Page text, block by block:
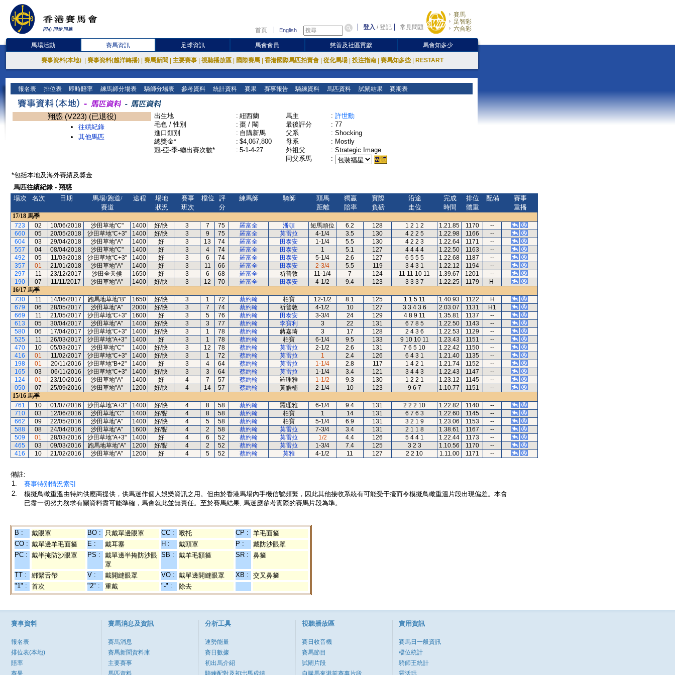
首頁 English 登入 /登記 常見問題
賽馬
足智彩
六合彩
馬場活動 賽馬資訊 足球資訊 馬會會員 慈善及社區貢獻 馬會知多少
賽事資料(本地) 賽事資料(越洋轉播) 賽馬新聞 主要賽事 視聽播放區 國際賽馬 香港國際馬匹拍賣會 從化馬場 投注指南 賽馬知多些 RESTART
報名表 排位表 即時賠率 練馬師分場表 騎師分場表 參考資料 統計資料 賽果 賽事報告 騎練資料 馬匹資料 試閘結果 賽期表
翔惑 (V223) (已退役)
往績紀錄
其他馬匹
出生地 : 紐西蘭
毛色 / 性別
: 棗 / 閹
進口類別
: 自購新馬
總獎金*
: $4,067,800
冠-亞-季-總出賽次數*
: 5-1-4-27
馬主 : 許世勳
最後評分
: 77
父系
: Shocking
母系
: Mostly
外祖父
: Strategic Image
同父系馬
:
*包括本地及海外賽績及獎金
馬匹往績紀錄 - 翔惑
場次
名次 日期
馬場/跑道/
賽道
途程
場地
狀況
賽事
班次
檔位
評
分
練馬師 騎師
頭馬
距離
獨贏
賠率
實際
負磅
沿途
走位
完成
時間
排位
體重
配備
賽事
重播
17/18 馬季
723
02 10/06/2018 沙田草地"C" 1400 好/快 3 7 75 羅富全 潘頓 短馬頭位 6.2 128 1 2 1 2 1.21.85 1170
--
660
05 20/05/2018 沙田草地"C+3" 1400 好/快 3 9 75 羅富全 莫雷拉 4-1/4 3.5 130 4 2 2 5 1.22.98 1166
--
604
03 29/04/2018 沙田草地"A" 1400 好 3 13 74 羅富全 田泰安 1-1/4 5.5 130 4 2 2 3 1.22.64 1171
--
557
04 08/04/2018 沙田草地"C" 1400 好 3 4 74 羅富全 田泰安 1 5.1 127 4 4 4 4 1.22.50 1163
--
492
05 11/03/2018 沙田草地"C+3" 1400 好 3 6 74 羅富全 田泰安 5-1/4 2.6 127 6 5 5 5 1.22.68 1187
--
357
01 21/01/2018 沙田草地"A" 1400 好 3 11 66 羅富全 田泰安 2-3/4 5.5 119 3 4 3 1 1.22.12 1194
--
297
11 23/12/2017 沙田全天候 1650 好 3 6 68 羅富全 祈普敦 11-1/4 7 124 11 11 10 11 1.39.67 1201
--
190
07 11/11/2017 沙田草地"A" 1400 好/快 3 12 70 羅富全 田泰安 4-1/2 9.4 123 3 3 3 7 1.22.25 1179
H-
16/17 馬季
730
11 14/06/2017 跑馬地草地"B" 1650 好/快 3 1 72 蔡約翰 柏寶 12-1/2 8.1 125 1 1 5 11 1.40.93 1122
H
679
06 28/05/2017 沙田草地"A" 2000 好/快 3 7 74 蔡約翰 祈普敦 4-1/2 10 127 3 3 4 3 6 2.03.07 1131
H1
669
11 21/05/2017 沙田草地"C+3" 1600 好 3 5 76 蔡約翰 田泰安 3-3/4 24 129 4 8 9 11 1.35.81 1137
--
613
05 30/04/2017 沙田草地"A" 1400 好/快 3 3 77 蔡約翰 李寶利 3 22 131 6 7 8 5 1.22.50 1143
--
580
06 17/04/2017 沙田草地"C+3" 1400 好/快 3 1 78 蔡約翰 蔣嘉琦 3 17 128 2 4 3 6 1.22.53 1129
--
525
11 26/03/2017 沙田草地"A+3" 1400 好 3 1 78 蔡約翰 柏寶 6-1/4 9.5 133 9 10 10 11 1.23.43 1151
--
470
10 05/03/2017 沙田草地"C" 1400 好/快 3 12 78 蔡約翰 莫雷拉 2-1/2 2.6 131 7 6 5 10 1.22.42 1150
--
416
01 11/02/2017 沙田草地"C+3" 1400 好/快 3 1 72 蔡約翰 莫雷拉 1 2.4 126 6 4 3 1 1.21.40 1135
--
198
01 20/11/2016 沙田草地"B+2" 1400 好 3 4 64 蔡約翰 莫雷拉 1-1/4 2.8 117 1 4 2 1 1.21.74 1152
--
165
03 06/11/2016 沙田草地"C+3" 1400 好/快 3 3 64 蔡約翰 莫雷拉 1-1/4 3.4 121 3 4 4 3 1.22.43 1147
--
124
01 23/10/2016 沙田草地"A" 1400 好 4 7 57 蔡約翰 羅理雅 1-1/2 9.3 130 1 2 2 1 1.23.12 1145
--
050
07 25/09/2016 沙田草地"A" 1200 好/快 4 14 57 蔡約翰 黃皓楠 2-1/4 10 123 9 6 7 1.10.77 1151
--
15/16 馬季
761
10 01/07/2016 沙田草地"A+3" 1400 好/快 4 8 58 蔡約翰 羅理雅 6-1/4 9.4 131 2 2 2 10 1.22.82 1140
--
710
03 12/06/2016 沙田草地"C" 1400 好/黏 4 8 58 蔡約翰 柏寶 1 14 131 6 7 6 3 1.22.60 1145
--
662
09 22/05/2016 沙田草地"A" 1400 好/快 4 5 58 蔡約翰 柏寶 5-1/4 6.9 131 3 2 1 9 1.23.06 1153
--
588
08 24/04/2016 沙田草地"A" 1600 好/黏 4 2 58 蔡約翰 莫雷拉 7-3/4 3.4 131 2 1 1 8 1.38.61 1167
--
509
01 28/03/2016 沙田草地"A+3" 1400 好 4 6 52 蔡約翰 莫雷拉 1/2 4.4 126 5 4 4 1 1.22.44 1173
--
465
03 09/03/2016 跑馬地草地"A" 1200 好/黏 4 2 52 蔡約翰 莫雷拉 1-3/4 7.4 125 3 2 3 1.10.56 1170
--
416
10 21/02/2016 沙田草地"A" 1200 好 4 5 52 蔡約翰 莫雅 4-1/2 11 127 2 2 10 1.11.00 1171 --
備註:
1.
賽事特別情況索引
2.
模擬鳥瞰重溫由特約供應商提供，供馬迷作個人娛樂資訊之用。但由於香港馬場內手機信號頻繁，因此其他接收系統有可能受干擾而令模擬鳥瞰重溫片段出現偏差。本會
已盡一切努力務求有關資料盡可能準確，馬會就此並無責任。至於賽馬結果, 馬迷應參考實際的賽馬片段為準。
B : 戴眼罩 BO : 只戴單邊眼罩 CC : 喉托 CP :
羊毛面箍
CO : 戴單邊羊毛面箍 E : 戴耳塞 H : 戴頭罩 P :
戴防沙眼罩
PC : 戴半掩防沙眼罩 PS :
戴單邊半掩防沙眼
罩
SB : 戴羊毛額箍 SR : 鼻箍
TT : 綁繫舌帶 V : 戴開縫眼罩 VO : 戴單邊開縫眼罩 XB :
交叉鼻箍
"1" :
首次 "2" : 重戴 "-" : 除去
賽事資料
報名表
排位表(本地)
賠率
賽果
賽馬消息及資訊
賽馬消息
賽馬新聞資料庫
主要賽事
馬匹資料
分析工具
速勢能量
賽日數據
初出馬介紹
騎練配對及初岀馬成績
視聽播放區
賽日收音機
賽馬節目
試閘片段
自購馬來港前賽事片段
實用資訊
賽馬日一般資訊
檔位統計
騎師王統計
靈活玩